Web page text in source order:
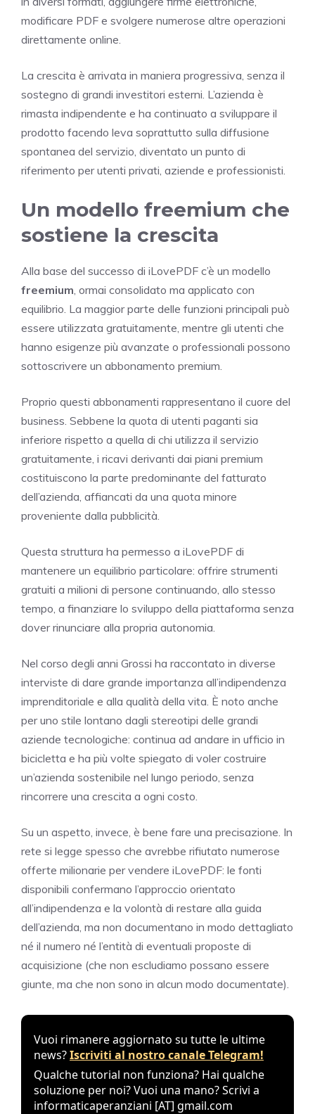
modificare PDF e svolgere numerose altre operazioni
direttamente online.
La crescita è arrivata in maniera progressiva, senza il
sostegno di grandi investitori esterni. L’azienda è
rimasta indipendente e ha continuato a sviluppare il
prodotto facendo leva soprattutto sulla diffusione
spontanea del servizio, diventato un punto di
riferimento per utenti privati, aziende e professionisti.
Un modello freemium che
sostiene la crescita
Alla base del successo di iLovePDF c’è un modello
freemium, ormai consolidato ma applicato con
equilibrio. La maggior parte delle funzioni principali può
essere utilizzata gratuitamente, mentre gli utenti che
hanno esigenze più avanzate o professionali possono
sottoscrivere un abbonamento premium.
Proprio questi abbonamenti rappresentano il cuore del
business. Sebbene la quota di utenti paganti sia
inferiore rispetto a quella di chi utilizza il servizio
gratuitamente, i ricavi derivanti dai piani premium
costituiscono la parte predominante del fatturato
dell’azienda, affiancati da una quota minore
proveniente dalla pubblicità.
Questa struttura ha permesso a iLovePDF di
mantenere un equilibrio particolare: offrire strumenti
gratuiti a milioni di persone continuando, allo stesso
tempo, a finanziare lo sviluppo della piattaforma senza
dover rinunciare alla propria autonomia.
Nel corso degli anni Grossi ha raccontato in diverse
interviste di dare grande importanza all’indipendenza
imprenditoriale e alla qualità della vita. È noto anche
per uno stile lontano dagli stereotipi delle grandi
aziende tecnologiche: continua ad andare in ufficio in
bicicletta e ha più volte spiegato di voler costruire
un’azienda sostenibile nel lungo periodo, senza
rincorrere una crescita a ogni costo.
Su un aspetto, invece, è bene fare una precisazione. In
rete si legge spesso che avrebbe rifiutato numerose
offerte milionarie per vendere iLovePDF: le fonti
disponibili confermano l’approccio orientato
all’indipendenza e la volontà di restare alla guida
dell’azienda, ma non documentano in modo dettagliato
né il numero né l’entità di eventuali proposte di
acquisizione (che non escludiamo possano essere
giunte, ma che non sono in alcun modo documentate).
Vuoi rimanere aggiornato su tutte le ultime
news?Iscriviti al nostro canale Telegram!
Qualche tutorial non funziona? Hai qualche
soluzione per noi? Vuoi una mano? Scrivi a
informaticaperanziani [AT] gmail.com